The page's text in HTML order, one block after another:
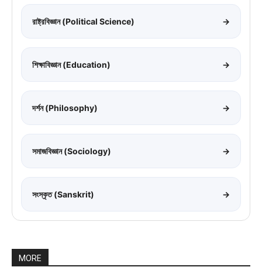
রাষ্ট্রবিজ্ঞান (Political Science) →
শিক্ষাবিজ্ঞান (Education) →
দর্শন (Philosophy) →
সমাজবিজ্ঞান (Sociology) →
সংস্কৃত (Sanskrit) →
MORE